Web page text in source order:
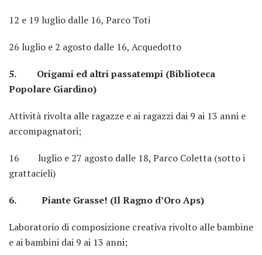
12 e 19 luglio dalle 16, Parco Toti
26 luglio e 2 agosto dalle 16, Acquedotto
5. Origami ed altri passatempi (Biblioteca
Popolare Giardino)
Attività rivolta alle ragazze e ai ragazzi dai 9 ai 13 anni e
accompagnatori;
16 luglio e 27 agosto dalle 18, Parco Coletta (sotto i
grattacieli)
6. Piante Grasse! (Il Ragno d’Oro Aps)
Laboratorio di composizione creativa rivolto alle bambine
e ai bambini dai 9 ai 13 anni;